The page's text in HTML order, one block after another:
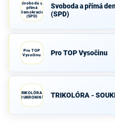
Svoboda a
přímá
demokracie
(SPD)
Svoboda a přímá
(SPD)
Pro TOP
Vysočinu
Pro TOP Vysočinu
TRIKOLÓRA -
SOUKROMNÍCI
TRIKOLÓRA -